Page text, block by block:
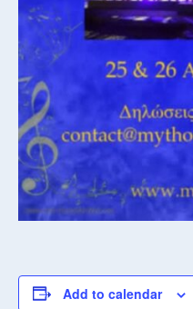
Add to calendar